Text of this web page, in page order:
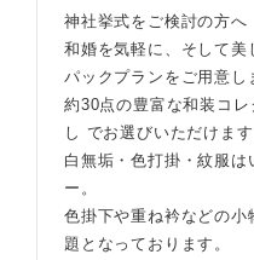
神社挙式をご検討の方へ
和婚を気軽に、そして美
パックプランをご用意し
約30点の豊富な和装コ
し でお選びいただけます
白無垢・色打掛・紋服は
ー。
色掛下や重ね衿などの
題となっております。